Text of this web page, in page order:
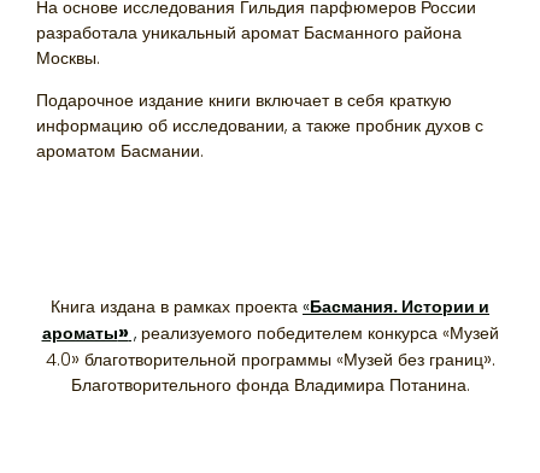
На основе исследования Гильдия парфюмеров России
разработала уникальный аромат Басманного района
Москвы.
Подарочное издание книги включает в себя краткую
информацию об исследовании, а также пробник духов с
ароматом Басмании.
Книга издана в рамках проекта «Басмания. Истории и
ароматы» ,реализуемого победителем конкурса «Музей
4.0» благотворительной программы «Музей без границ».
Благотворительного фонда Владимира Потанина.